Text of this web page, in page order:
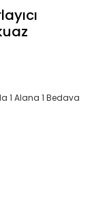
1 Alana 1 Bedava